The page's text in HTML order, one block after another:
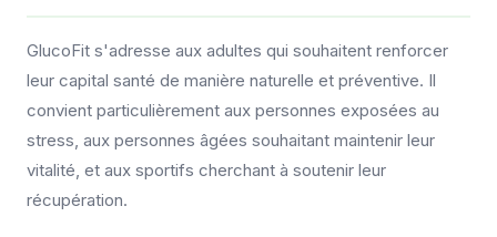
GlucoFit s'adresse aux adultes qui souhaitent renforcer
leur capital santé de manière naturelle et préventive. Il
convient particulièrement aux personnes exposées au
stress, aux personnes âgées souhaitant maintenir leur
vitalité, et aux sportifs cherchant à soutenir leur
récupération.